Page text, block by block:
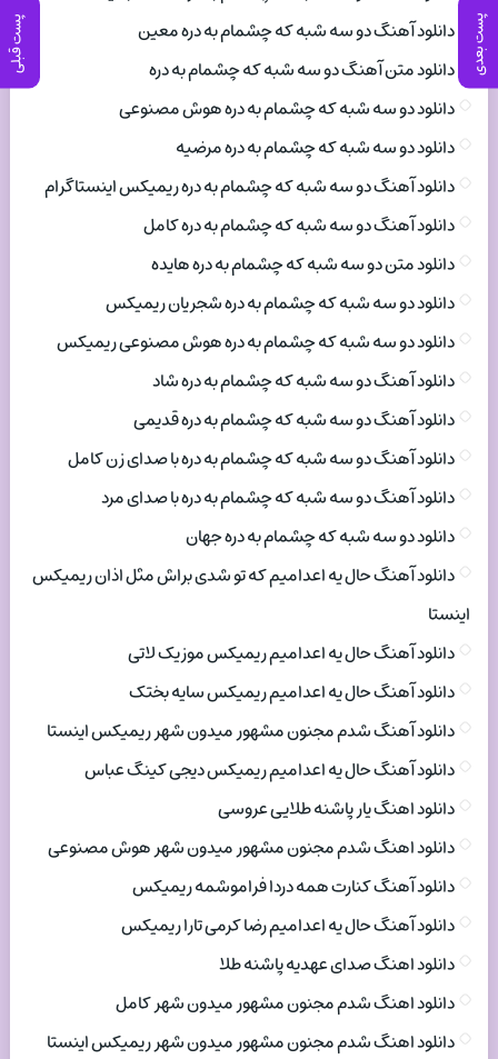
پست بعدی پست قبلی
دانلود آهنگ دو سه شبه که چشمام به دره معین
دانلود متن آهنگ دو سه شبه که چشمام به دره
دانلود دو سه شبه که چشمام به دره هوش مصنوعی
دانلود دو سه شبه که چشمام به دره مرضیه
دانلود آهنگ دو سه شبه که چشمام به دره ریمیکس اینستاگرام
دانلود آهنگ دو سه شبه که چشمام به دره کامل
دانلود متن دو سه شبه که چشمام به دره هایده
دانلود دو سه شبه که چشمام به دره شجریان ریمیکس
دانلود دو سه شبه که چشمام به دره هوش مصنوعی ریمیکس
دانلود آهنگ دو سه شبه که چشمام به دره شاد
دانلود آهنگ دو سه شبه که چشمام به دره قدیمی
دانلود آهنگ دو سه شبه که چشمام به دره با صدای زن کامل
دانلود آهنگ دو سه شبه که چشمام به دره با صدای مرد
دانلود دو سه شبه که چشمام به دره جهان
دانلود آهنگ حال یه اعدامیم که تو شدی براش مثل اذان ریمیکس
اینستا
دانلود آهنگ حال یه اعدامیم ریمیکس موزیک لاتی
دانلود آهنگ حال یه اعدامیم ریمیکس سایه بختک
دانلود آهنگ شدم مجنون مشهور میدون شهر ریمیکس اینستا
دانلود آهنگ حال یه اعدامیم ریمیکس دیجی کینگ عباس
دانلود اهنگ یار پاشنه طلایی عروسی
دانلود اهنگ شدم مجنون مشهور میدون شهر هوش مصنوعی
دانلود آهنگ کنارت همه دردا فراموشمه ریمیکس
دانلود آهنگ حال یه اعدامیم رضا کرمی تارا ریمیکس
دانلود اهنگ صدای عهدیه پاشنه طلا
دانلود اهنگ شدم مجنون مشهور میدون شهر کامل
دانلود اهنگ شدم مجنون مشهور میدون شهر ریمیکس اینستا